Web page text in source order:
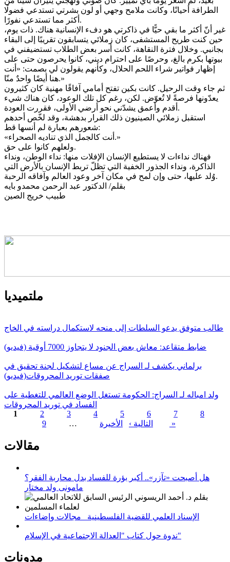
الطرافة أحيانًا، وكانت ملامح وجهي أو لون بشرتي تستدعي فضولًا
أكثر مما تستدعي نفورًا.
غير أنّ أكثر ما بقي حيًّا في ذاكرتي هو دفء الإنسانية هناك. ذات يوم،
حين كنت طريح المستشفى، كان زملائي يتسابقون تقريبًا إلى البقاء
بجانبي. وخلال فترة النقاهة، كانت أسر بعض الطلاب تستضيفني في
بيوتها بكرم بالغ، وحرصًا على احترام ديني، كانوا يحرصون حتى على
إظهار فواتير شراء اللحم الحلال، وكأنهم يقولون لي بصمت: «أنت
هنا أيضًا واحدٌ منّا.»
ثم جاء وقت الرحيل. كانت بكين تفتح أمامي آفاقًا مهنية كان كثيرون
يعدّونها فرصةً لا تُعوّض. لكن، رغم كل تلك الوعود، كان هناك شيء
أقدم وأعمق يشدّني نحو أرضي الأولى، فقررت العودة.
استقبل زملائي الصينيون ذلك القرار بدهشة، وقد لخّص أحدهم
شعورهم بعبارة لم أنسها قط:
«أنت كالجمل الذي تناديه الصحراء.»
ولعلهم كانوا على حق.
فهناك نداءات لا يستطيع الإنسان الإفلات منها: نداء الوطن، ونداء
الذاكرة، ونداء الجذور الخفية التي تظلّ تربط الإنسان بالأرض التي
وُلد عليها، حتى وإن لمح في مكان آخر وعود العالم وآفاقه الرحبة.
بقلم/ الدكتور عبد الرحمن محمدو بايه
طبيب خريج الصين
ملتميديا
طالب متوفق يدعو السلطات إلى منحه لاستكمال دراسته في الخاج
ضابط متقاعد: معاش بعض الجنود لا يتجاوز 7000 أوقية (فيديو)
برلماني يكشف لـ السراج عن مساع لتشكيل لجنة تحقيق في
صفقات توريد المحروقات(فيديو)
ولد امباله لـ السراج: الحكومة تستغل الوضع العالمي للتغطية على
الفساد في توريد المحروقات
الصفحات
1 2 3 4 5 6 7
8
9
… التالية › الأخيرة »
مقالات
هل أصبحت «تآزر».. أكبر بؤرة للفساد بدل محاربة الفقر؟
مامونى ولد مختار
الإسناد العلمي للقضية الفلسطينية_ مجالات وإضاءات
ندوة حول كتاب "العدالة الاجتماعية في الإسلام"
مدونات